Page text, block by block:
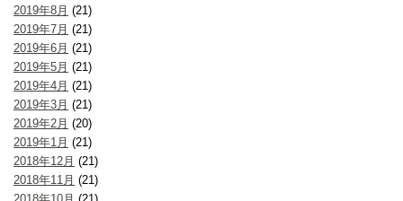
2019年8月 (21)
2019年7月 (21)
2019年6月 (21)
2019年5月 (21)
2019年4月 (21)
2019年3月 (21)
2019年2月 (20)
2019年1月 (21)
2018年12月 (21)
2018年11月 (21)